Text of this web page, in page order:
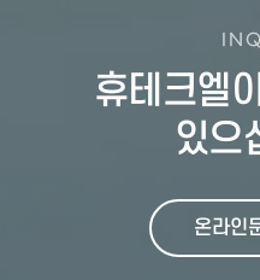
휴테크엘
있으
온라인